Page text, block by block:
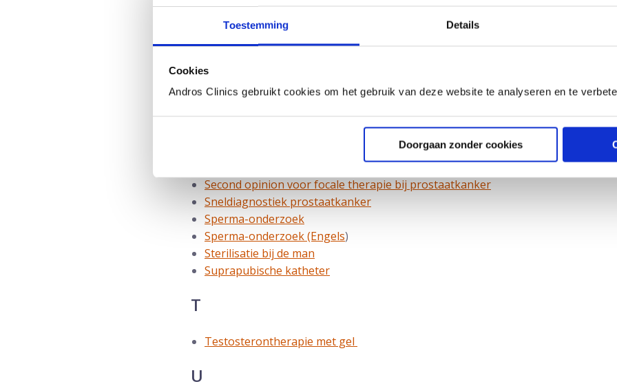
Toestemming Details
Cookies
Andros Clinics gebruikt cookies om het gebruik van deze website te analyseren en te
Doorgaan zonder cookies
Prostaatechografie
PTNS behandeling
Rezum bij vergrote prostaat
Second opinion voor focale therapie bij prostaatkanker
Sneldiagnostiek prostaatkanker
Sperma-onderzoek
Sperma-onderzoek (Engels)
Sterilisatie bij de man
Suprapubische katheter
T
Testosterontherapie met gel
U